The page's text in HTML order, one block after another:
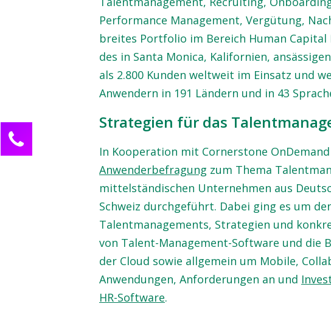
Performance Management, Vergütung,
breites Portfolio im Bereich Human Capital
des in Santa Monica, Kalifornien,
als 2.800 Kunden weltweit im Einsatz und
Anwendern in 191 Ländern und in 43
Strategien für das
In Kooperation mit Cornerstone
Anwenderbefragung zum Thema
mittelständischen Unternehmen aus
Schweiz durchgeführt. Dabei ging es um
Talentmanagements, Strategien und
von Talent-Management-Software und die
der Cloud sowie allgemein um Mobile,
Anwendungen, Anforderungen an und
HR-Software.
Kontaktieren Sie uns!
Nadja Messer
Kundenservice
0211 946 285 72-10
Nadja.Messer@innotalent.de
Ihre Anfrage